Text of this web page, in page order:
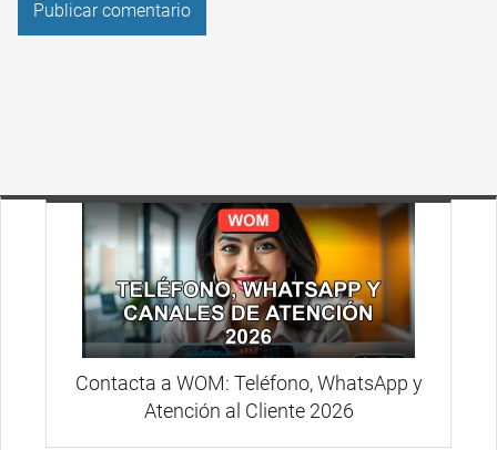
Contacta a WOM: Teléfono, WhatsApp y
Atención al Cliente 2026